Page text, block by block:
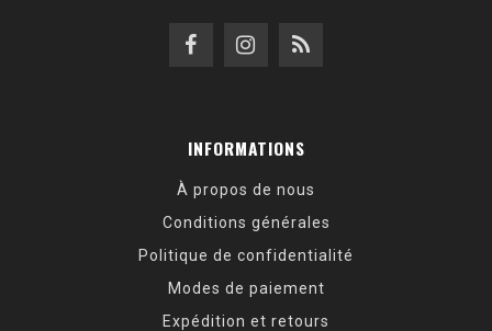
INFORMATIONS
À propos de nous
Conditions générales
Politique de confidentialité
Modes de paiement
Expédition et retours